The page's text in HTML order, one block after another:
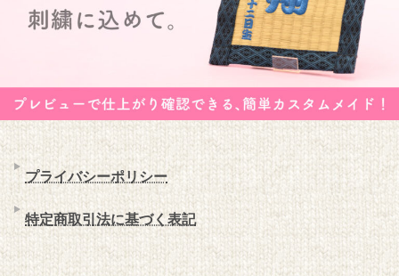
プライバシーポリシー
特定商取引法に基づく表記